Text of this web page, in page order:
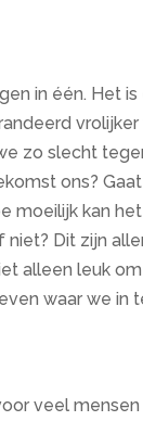
in één. Het is
vrolijker
zo slecht
ons?
moeilijk kan
Dit zijn
alleen leuk
waar we in
veel